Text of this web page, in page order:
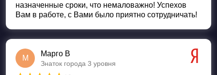
назначенные сроки, что немаловажно! Успехов
Вам в работе, с Вами было приятно сотрудничать!
М
Марго В
Знаток города 3 уровня